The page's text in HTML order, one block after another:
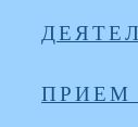
ПРИЕМ